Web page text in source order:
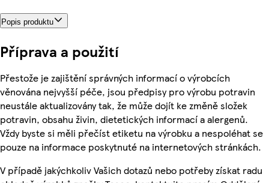
Popis produktu
Příprava a použití
Přestože je zajištění správných informací o výrobcích
věnována nejvyšší péče, jsou předpisy pro výrobu potravin
neustále aktualizovány tak, že může dojít ke změně složek
potravin, obsahu živin, dietetických informací a alergenů.
Vždy byste si měli přečíst etiketu na výrobku a nespoléhat se
pouze na informace poskytnuté na internetových stránkách.
V případě jakýchkoliv Vašich dotazů nebo potřeby získat radu